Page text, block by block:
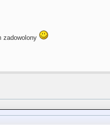
zadowolony